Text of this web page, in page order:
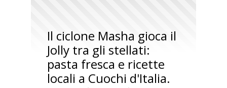
Il ciclone Masha gioca il
Jolly tra gli stellati:
pasta fresca e ricette
locali a Cuochi d'Italia.